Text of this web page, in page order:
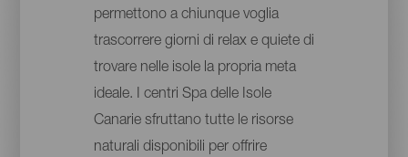
permettono a chiunque voglia
trascorrere giorni di relax e quiete di
trovare nelle isole la propria meta
ideale. I centri Spa delle Isole
Canarie sfruttano tutte le risorse
naturali disponibili per offrire